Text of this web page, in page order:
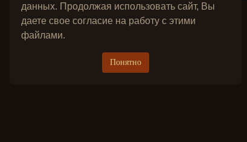
данных. Продолжая использовать сайт, Вы
даете свое согласие на работу с этими
файлами.
Понятно